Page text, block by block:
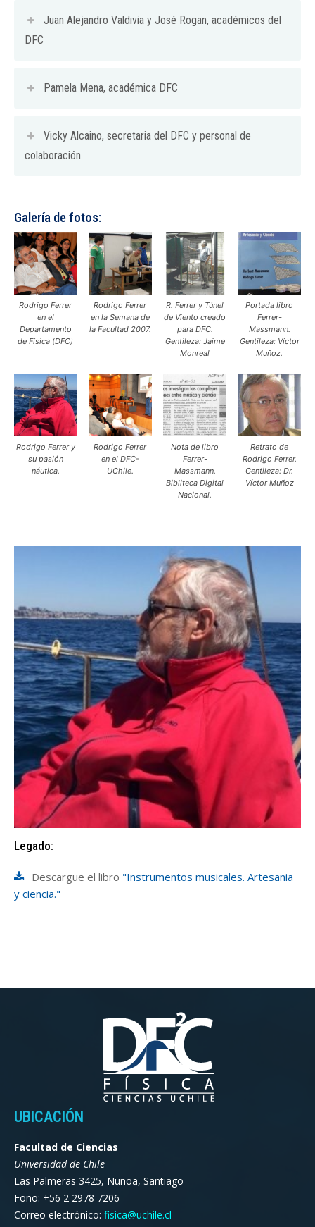
Juan Alejandro Valdivia y José Rogan, académicos del
DFC
Pamela Mena, académica DFC
Vicky Alcaino, secretaria del DFC y personal de
colaboración
Galería de fotos:
Rodrigo Ferrer
en el
Departamento
de Física (DFC)
Rodrigo Ferrer
en la Semana de
la Facultad 2007.
R. Ferrer y Túnel
de Viento creado
para DFC.
Gentileza: Jaime
Monreal
Portada libro
Ferrer-
Massmann.
Gentileza: Víctor
Muñoz.
Rodrigo Ferrer y
su pasión
náutica.
Rodrigo Ferrer
en el DFC-
UChile.
Nota de libro
Ferrer-
Massmann.
Bibliteca Digital
Nacional.
Retrato de
Rodrigo Ferrer.
Gentileza: Dr.
Víctor Muñoz
Legado:
Descargue el libro "Instrumentos musicales. Artesania
y ciencia."
UBICACIÓN
Facultad de Ciencias
Universidad de Chile
Las Palmeras 3425, Ñuñoa, Santiago
Fono: +56 2 2978 7206
Correo electrónico: fisica@uchile.cl